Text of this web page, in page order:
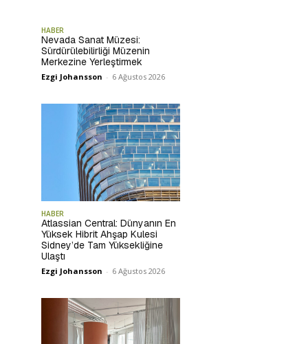
HABER
Nevada Sanat Müzesi:
Sürdürülebilirliği Müzenin
Merkezine Yerleştirmek
Ezgi Johansson - 6 Ağustos 2026
HABER
Atlassian Central: Dünyanın En
Yüksek Hibrit Ahşap Kulesi
Sidney’de Tam Yüksekliğine
Ulaştı
Ezgi Johansson - 6 Ağustos 2026